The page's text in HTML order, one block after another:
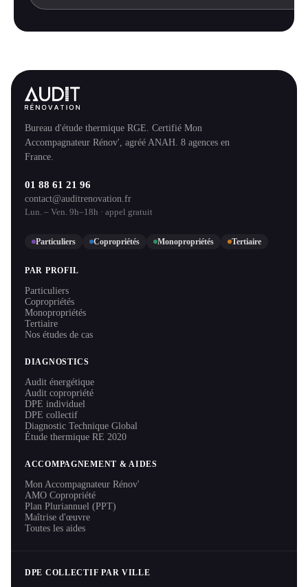
Bureau d'étude thermique RGE. Certifié Mon
Accompagnateur Rénov', agréé ANAH. 8 agences en
France.
01 88 61 21 96
contact@auditrenovation.fr
Lun. – Ven. 9h–18h · appel gratuit
Particuliers Copropriétés Monopropriétés Tertiaire
PAR PROFIL
Particuliers
Copropriétés
Monopropriétés
Tertiaire
Nos études de cas
DIAGNOSTICS
Audit énergétique
Audit copropriété
DPE individuel
DPE collectif
Diagnostic Technique Global
Étude thermique RE 2020
ACCOMPAGNEMENT & AIDES
Mon Accompagnateur Rénov'
AMO Copropriété
Plan Pluriannuel (PPT)
Maîtrise d'œuvre
Toutes les aides
DPE COLLECTIF PAR VILLE